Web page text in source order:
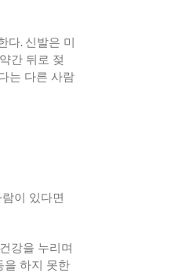
다. 신발은 미
간 뒤로 젖
는 다른 사람
이 있다면
강을 누리며
을 하지 못한